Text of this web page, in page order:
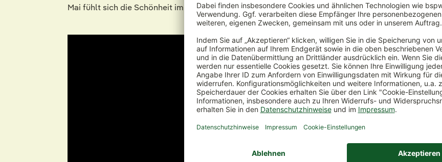
Mai fühlt sich die Schönheit im Freien wohl, hier wird wieder regelmäßiger gegossen und gedüngt.